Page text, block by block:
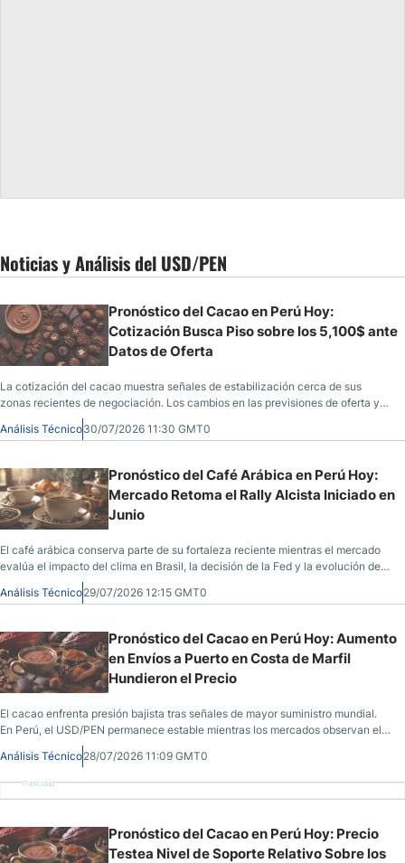
Indices
Noticias y Análisis del USD/PEN
Pronóstico del Cacao en Perú Hoy:
Cotización Busca Piso sobre los 5,100$ ante
Datos de Oferta
La cotización del cacao muestra señales de estabilización cerca de sus
zonas recientes de negociación. Los cambios en las previsiones de oferta y
la evolución del dólar mantienen a los operadores atentos al equilibrio entre
producción y demanda.
Análisis Técnico30/07/2026 11:30 GMT0
Pronóstico del Café Arábica en Perú Hoy:
Mercado Retoma el Rally Alcista Iniciado en
Junio
El café arábica conserva parte de su fortaleza reciente mientras el mercado
evalúa el impacto del clima en Brasil, la decisión de la Fed y la evolución del
dólar. La atención se centra en la oferta, la volatilidad y el comportamiento
del USD/PEN.
Análisis Técnico29/07/2026 12:15 GMT0
Pronóstico del Cacao en Perú Hoy: Aumento
en Envíos a Puerto en Costa de Marfil
Hundieron el Precio
El cacao enfrenta presión bajista tras señales de mayor suministro mundial.
En Perú, el USD/PEN permanece estable mientras los mercados observan el
dólar y las próximas decisiones monetarias.
Análisis Técnico28/07/2026 11:09 GMT0
Publicidad
Pronóstico del Cacao en Perú Hoy: Precio
Testea Nivel de Soporte Relativo Sobre los